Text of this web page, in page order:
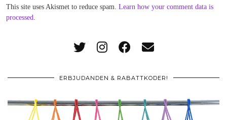
This site uses Akismet to reduce spam. Learn how your comment data is
processed
ERBJUDANDEN & RABATTKODER!